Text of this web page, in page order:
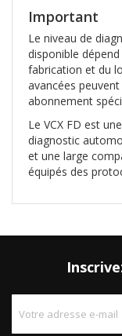
Important
Le niveau de
disponible
fabrication et du
avancées
abonnement
Le VCX FD est
diagnostic
et une large
équipés des